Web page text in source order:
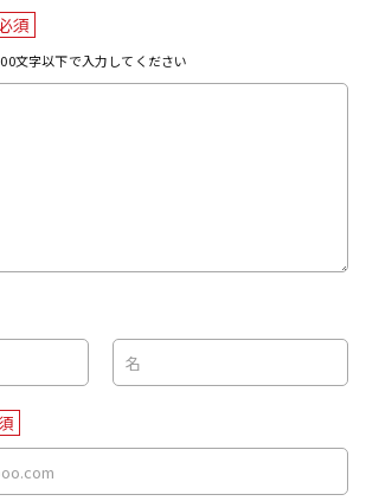
須
文字以下で入力してください